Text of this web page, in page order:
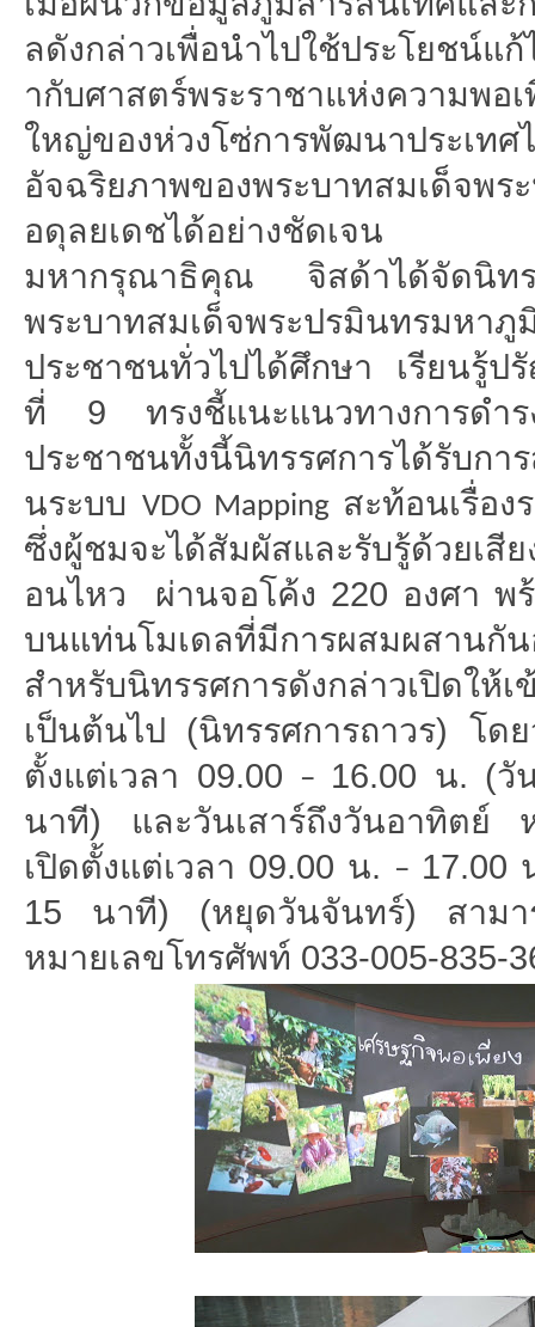
ลดังกล่าวเพื่อนำไปใช้ประโยชน์แ
ากับศาสตร์พระราชาแห่งความพอเ
ใหญ่ของห่วงโซ่การพัฒนาประเท
อัจฉริยภาพของพระบาทสมเด็จพร
อดุลยเดชได้อย่างชัดเจน ด้
มหากรุณาธิคุณ จิสด้าได้จัดนิทร
พระบาทสมเด็จพระปรมินทรมหาภู
ประชาชนทั่วไปได้ศึกษา เรียนรู้ป
ที่ 9 ทรงชี้แนะแนวทางการดำร
ประชาชนทั้งนี้นิทรรศการได้รับกา
นระบบ VDO Mapping สะท้อนเรื่อง
ซึ่งผู้ชมจะได้สัมผัสและรับรู้ด้วยเสี
อนไหว ผ่านจอโค้ง 220 องศา พ
บนแท่นโมเดลที่มีการผสมผสานกั
สำหรับนิทรรศการดังกล่าวเปิดให้เ
เป็นต้นไป (นิทรรศการถาวร) โด
ตั้งแต่เวลา 09.00
– 16.00 น. (วั
นาที) และวันเสาร์ถึงวันอาทิตย์
เปิดตั้งแต่เวลา 09.00 น. – 17.00
15 นาที) (หยุดวันจันทร์) สามา
หมายเลขโทรศัพท์ 033-005-835-